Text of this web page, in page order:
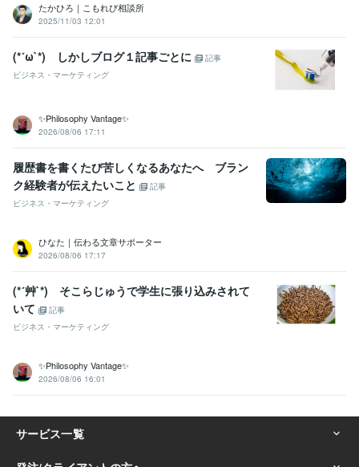
たかひろ｜こもれび相談所
2025/11/03 12:01
(*´ω`*) しかしブログ１記事ごとに
記事
ビジネス・マーケティング
✨Philosophy Vantage✨
2026/08/06 17:11
履歴書を書くたび苦しくなるあなたへ ブラン
ク経験者が伝えたいこと
記事
ビジネス・マーケティング
ひなた｜伝わる文章サポーター
2026/08/06 17:17
(*´艸`*) そこらじゅうで学生に張り込みされて
いて
記事
ビジネス・マーケティング
✨Philosophy Vantage✨
2026/08/06 16:01